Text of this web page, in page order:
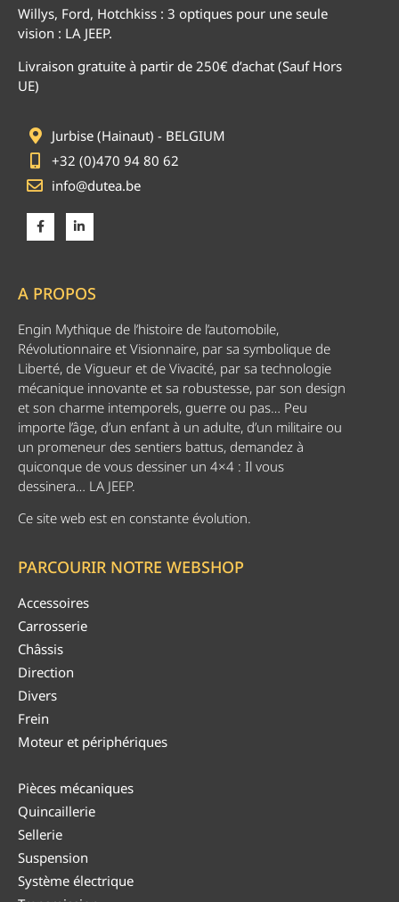
Willys, Ford, Hotchkiss : 3 optiques pour une seule
vision : LA JEEP.
Livraison gratuite à partir de 250€ d’achat (Sauf Hors
UE)
Jurbise (Hainaut) - BELGIUM
+32 (0)470 94 80 62
info@dutea.be
A PROPOS
Engin Mythique de l’histoire de l’automobile,
Révolutionnaire et Visionnaire, par sa symbolique de
Liberté, de Vigueur et de Vivacité, par sa technologie
mécanique innovante et sa robustesse, par son design
et son charme intemporels, guerre ou pas… Peu
importe l’âge, d’un enfant à un adulte, d’un militaire ou
un promeneur des sentiers battus, demandez à
quiconque de vous dessiner un 4×4 : Il vous
dessinera… LA JEEP.
Ce site web est en constante évolution.
PARCOURIR NOTRE WEBSHOP
Accessoires
Carrosserie
Châssis
Direction
Divers
Frein
Moteur et périphériques
Pièces mécaniques
Quincaillerie
Sellerie
Suspension
Système électrique